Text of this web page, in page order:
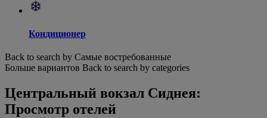
Кондиционер
Back to search by Самые востребованные
Больше вариантов Back to search by categories
Центральный вокзал Сиднея:
Просмотр отелей